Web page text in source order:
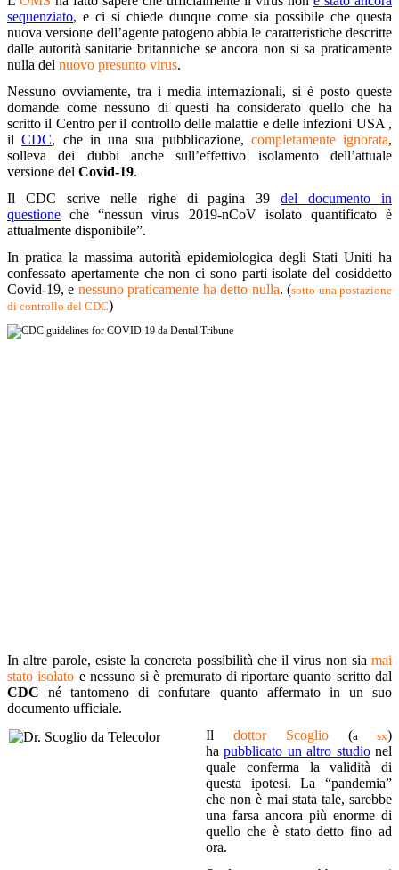
sequenziato, e ci si chiede dunque come sia possibile che questa
nuova versione dell’agente patogeno abbia le caratteristiche descritte
dalle autorità sanitarie britanniche se ancora non si sa praticamente
nulla del nuovo presunto virus.
Nessuno ovviamente, tra i media internazionali, si è posto queste
domande come nessuno di questi ha considerato quello che ha
scritto il Centro per il controllo delle malattie e delle infezioni USA ,
ilCDC, che in una sua pubblicazione, completamente ignorata,
solleva dei dubbi anche sull’effettivo isolamento dell’attuale
versione del Covid-19.
Il CDC scrive nelle righe di pagina 39del documento in
questione che “nessun virus 2019-nCoV isolato quantificato è
attualmente disponibile”.
In pratica la massima autorità epidemiologica degli Stati Uniti ha
confessato apertamente che non ci sono parti isolate del cosiddetto
Covid-19, e nessuno praticamente ha detto nulla. (sotto una postazione
di controllo del CDC)
In altre parole, esiste la concreta possibilità che il virus non sia mai
stato isolato e nessuno si è premurato di riportare quanto scritto dal
CDC né tantomeno di confutare quanto affermato in un suo
documento ufficiale.
Il dottor Scoglio (a sx)
hapubblicato un altro studionel
quale conferma la validità di
questa ipotesi. La “pandemia”
che non è mai stata tale, sarebbe
una farsa ancora più enorme di
quello che è stato detto fino ad
ora.